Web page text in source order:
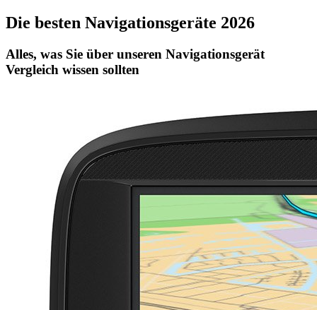
Die besten Navigationsgeräte 2026
Alles, was Sie über unseren Navigationsgerät
Vergleich wissen sollten